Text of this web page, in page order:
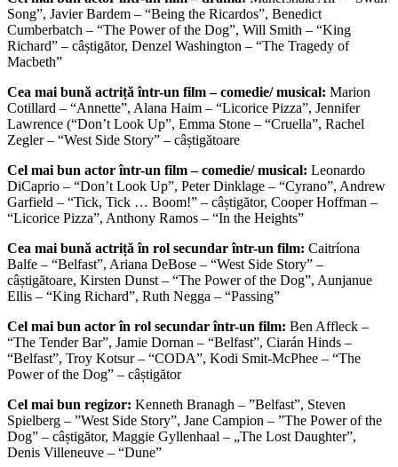
Song”, Javier Bardem – “Being the Ricardos”, Benedict
Cumberbatch – “The Power of the Dog”, Will Smith – “King
Richard” – câștigător, Denzel Washington – “The Tragedy of
Macbeth”
Cea mai bună actriță într-un film – comedie/ musical: Marion
Cotillard – “Annette”, Alana Haim – “Licorice Pizza”, Jennifer
Lawrence (“Don’t Look Up”, Emma Stone – “Cruella”, Rachel
Zegler – “West Side Story” – câștigătoare
Cel mai bun actor într-un film – comedie/ musical: Leonardo
DiCaprio – “Don’t Look Up”, Peter Dinklage – “Cyrano”, Andrew
Garfield – “Tick, Tick … Boom!” – câștigător, Cooper Hoffman –
“Licorice Pizza”, Anthony Ramos – “In the Heights”
Cea mai bună actriță în rol secundar într-un film: Caitríona
Balfe – “Belfast”, Ariana DeBose – “West Side Story” –
câștigătoare, Kirsten Dunst – “The Power of the Dog”, Aunjanue
Ellis – “King Richard”, Ruth Negga – “Passing”
Cel mai bun actor în rol secundar într-un film: Ben Affleck –
“The Tender Bar”, Jamie Dornan – “Belfast”, Ciarán Hinds –
“Belfast”, Troy Kotsur – “CODA”, Kodi Smit-McPhee – “The
Power of the Dog” – câștigător
Cel mai bun regizor: Kenneth Branagh – ”Belfast”, Steven
Spielberg – ”West Side Story”, Jane Campion – ”The Power of the
Dog” – câștigător, Maggie Gyllenhaal – „The Lost Daughter”,
Denis Villeneuve – “Dune”